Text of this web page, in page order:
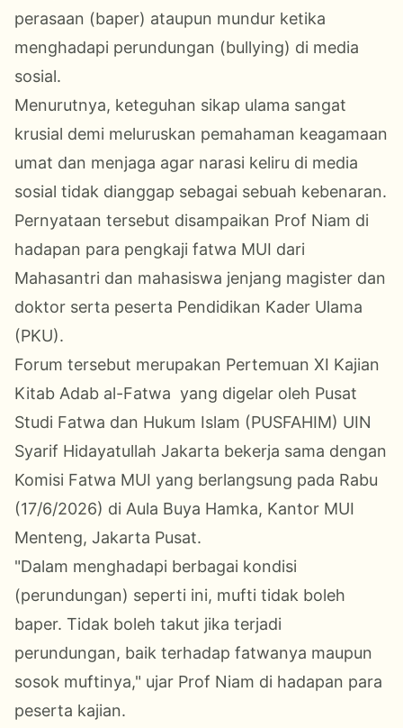
perasaan (baper) ataupun mundur ketika
menghadapi perundungan (bullying) di media
sosial.
Menurutnya, keteguhan sikap ulama sangat
krusial demi meluruskan pemahaman keagamaan
umat dan menjaga agar narasi keliru di media
sosial tidak dianggap sebagai sebuah kebenaran.
Pernyataan tersebut disampaikan Prof Niam di
hadapan para pengkaji fatwa MUI dari
Mahasantri dan mahasiswa jenjang magister dan
doktor serta peserta Pendidikan Kader Ulama
(PKU).
Forum tersebut merupakan Pertemuan XI Kajian
Kitab Adab al-Fatwa yang digelar oleh Pusat
Studi Fatwa dan Hukum Islam (PUSFAHIM) UIN
Syarif Hidayatullah Jakarta bekerja sama dengan
Komisi Fatwa MUI yang berlangsung pada Rabu
(17/6/2026) di Aula Buya Hamka, Kantor MUI
Menteng, Jakarta Pusat.
​"Dalam menghadapi berbagai kondisi
(perundungan) seperti ini, mufti tidak boleh
baper. Tidak boleh takut jika terjadi
perundungan, baik terhadap fatwanya maupun
sosok muftinya," ujar Prof Niam di hadapan para
peserta kajian.